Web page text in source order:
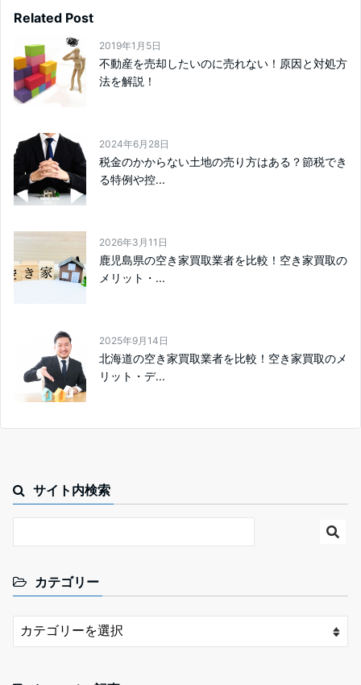
Related Post
2019年1月5日
不動産を売却したいのに売れない！原因と対処方
法を解説！
2024年6月28日
税金のかからない土地の売り方はある？節税でき
る特例や控...
2026年3月11日
鹿児島県の空き家買取業者を比較！空き家買取の
メリット・...
2025年9月14日
北海道の空き家買取業者を比較！空き家買取のメ
リット・デ...
サイト内検索
カテゴリー